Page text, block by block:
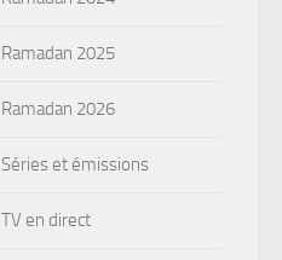
Ramadan 2025
Ramadan 2026
Séries et émissions
TV en direct